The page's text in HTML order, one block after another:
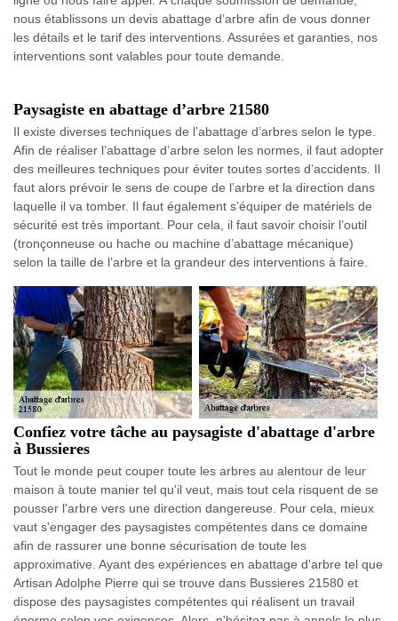
nous établissons un devis abattage d’arbre afin de vous donner
les détails et le tarif des interventions. Assurées et garanties, nos
interventions sont valables pour toute demande.
Paysagiste en abattage d’arbre 21580
Il existe diverses techniques de l’abattage d’arbres selon le type.
Afin de réaliser l’abattage d’arbre selon les normes, il faut adopter
des meilleures techniques pour éviter toutes sortes d’accidents. Il
faut alors prévoir le sens de coupe de l’arbre et la direction dans
laquelle il va tomber. Il faut également s’équiper de matériels de
sécurité est très important. Pour cela, il faut savoir choisir l’outil
(tronçonneuse ou hache ou machine d’abattage mécanique)
selon la taille de l’arbre et la grandeur des interventions à faire.
Confiez votre tâche au paysagiste d'abattage d'arbre
à Bussieres
Tout le monde peut couper toute les arbres au alentour de leur
maison à toute manier tel qu'il veut, mais tout cela risquent de se
pousser l'arbre vers une direction dangereuse. Pour cela, mieux
vaut s'engager des paysagistes compétentes dans ce domaine
afin de rassurer une bonne sécurisation de toute les
approximative. Ayant des expériences en abattage d'arbre tel que
Artisan Adolphe Pierre qui se trouve dans Bussieres 21580 et
dispose des paysagistes compétentes qui réalisent un travail